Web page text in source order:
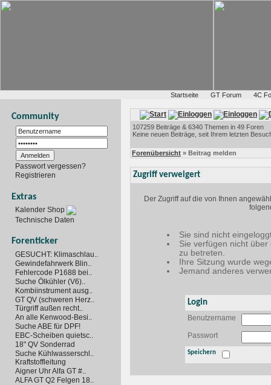
Startseite GT Forum 4C
Community
Passwort vergessen?
Registrieren
Extras
Kalender Shop
Technische Daten
Forenticker
GESUCHT: Klimaschlau..
Gewindefahrwerk Blin..
Fehlercode P1688 bei..
Suche Ölkühler (V6)..
Kombiinstrument ausg..
GT QV (schweren Herz..
Türgriff außen recht..
An alle Kenwood-Besi..
Suche ABE für DPF!
EBC-Scheiben quietsc..
18" QV Sonderrad
Suche Kühlwasserschl..
Kraftstoffleitung
Aigner Uhr Alfa GT #..
ALFA GT Q2 Felgen 18..
107259 Beiträge & 6340 Themen in 49 Foren
Keine neuen Beiträge, seit Ihrem letzten
Forenübersicht » Beitrag melden
Zugriff verweigert
Der Zugriff auf die von Ihnen
Sie sind nicht
Sie verfügen nicht
zu betreten.
Ihre Sitzung wurde
Jemand anderes
Login
Benutzername
Passwort
Speichern